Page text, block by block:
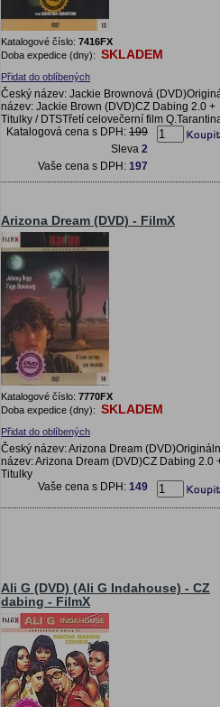
Katalogové číslo: 7416FX
Doba expedice (dny): SKLADEM
Přidat do oblíbených
Český název: Jackie Brownová
název: Jackie Brown (DVD)CZ Dabing 2.0 +
Titulky / DTSTřetí celovečerní film
Katalogová cena s DPH: 199
Sleva 2
Vaše cena s DPH: 197
Arizona Dream (DVD) - FilmX
Katalogové číslo: 7770FX
Doba expedice (dny): SKLADEM
Přidat do oblíbených
Český název: Arizona Dream
název: Arizona Dream (DVD)CZ Dabing 2.0
Titulky
Vaše cena s DPH: 149
Ali G (DVD) (Ali G Indahouse) - CZ
dabing - FilmX